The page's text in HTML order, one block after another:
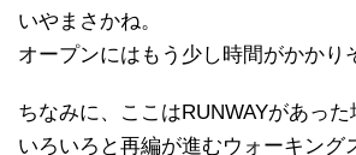
いやまさかね。
オープンにはもう少し時間がかかり
ちなみに、ここはRUNWAYがあった
いろいろと再編が進むウォーキング